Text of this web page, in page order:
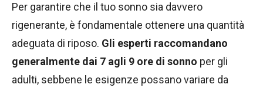
Per garantire che il tuo sonno sia davvero
rigenerante, è fondamentale ottenere una quantità
adeguata di riposo. Gli esperti raccomandano
generalmente dai 7 agli 9 ore di sonno per gli
adulti, sebbene le esigenze possano variare da